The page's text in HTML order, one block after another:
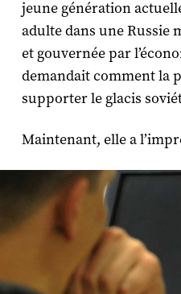
jeune génération
adulte dans une Russie
et gouvernée par
demandait comment la
supporter le glacis
Maintenant, elle a